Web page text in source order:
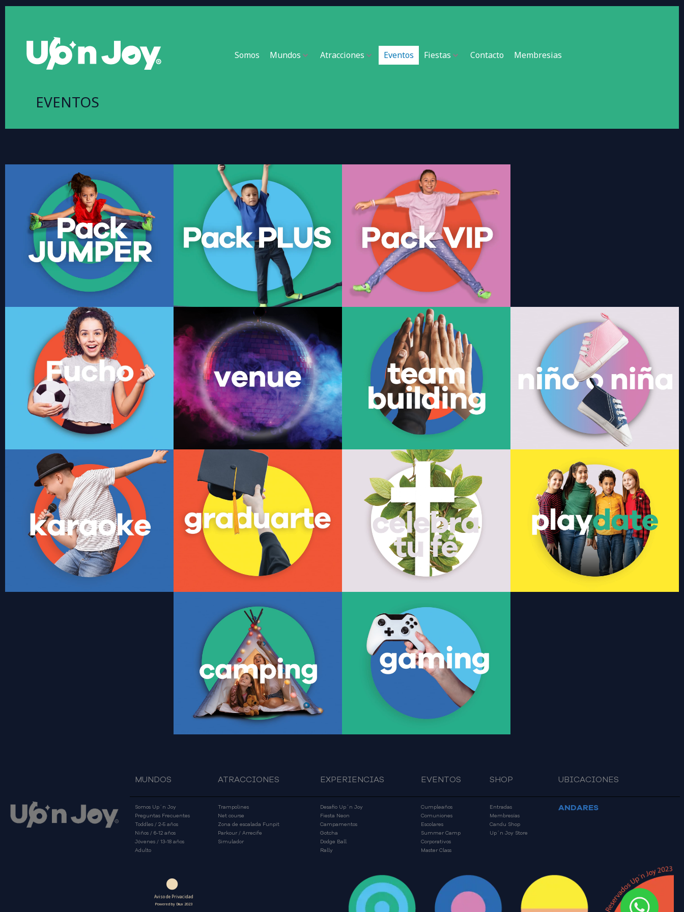
contenido
Somos
Mundos Atracciones Eventos Fiestas Contacto Membresias
EVENTOS
Pack Jumper
2 horas, 10 invitados más el festejado. Incluye
cupcake por invitado y decoración básica.
Disponible en Andares y Punto Sao Paulo.
Saber más
Pack Plus
3.5 horas, 10 invitados más el festejado. Incluye
cupcake por invitado y decoración básica.
Disponible en Andares y Punto Sao Paulo.
Saber más
Pack VIP
5 horas, 10 invitados más el festejado. Incluye
Fiesta neón, piñata, cupcake por invitado y
decoración premium. Disponible en Andares y
Punto Sao Paulo.
Saber más
Futbol
Vive la pasión del futbol en tu fiesta de
cumpleaños. Desde 20 invitados más el
festejado. Incluye torneo de futbol en consola,
playera y calcetines por invitado, lunch, pastel
y decoración temática premium. Disponible
solo en Andares.
Saber más
Venue
Diseña tu fiesta, nosotros te ayudamos. Renta
del lugar para eventos sociales o corporativos.
Horarios y servicios especiales. Disponible solo
en Andares.
Saber más
Teambuilding
Integra a tu equipo en un ambiente
inesperado. Incluye, anfitrión con dinámicas de
integración. Horarios y servicios especiales.
Disponible solo en Andares.
Saber más
Gender Reveal
Vive uno de los momentos más especiales, en
un entorno muy especial. Incluye decoración,
bengala reveladora, iluminación sincronizada,
distintivos y más. Horarios y servicios
especiales. Disponible solo en Andares.
Saber más
Karaoke
Vive una experiencia a todo pulmón. Incluye
karaoke, pastel temático, DJ set y regalo
sorpresa para el festejado. Horarios y
servicios especiales. Disponible solo en
Andares.s.
Saber más
Graduaciones
Celebra tus logros academicos y disfruta de un
evento inolvidable. Incluye mobiliario para acto
académico, horas de juego y snacks para
celebrar. Horarios y servicios especiales.
Disponible en Andares y Punto Sao Paulo..
Saber más
Celebra tu fe
Bautizos, primeras comuniones y XV años
como nunca los imaginaste. Incluye catering,
barra de snacks, DJ set, pastel temático y más.
Horarios y servicios especiales. Disponible solo
en Andares
Saber más
Play Date
3 horas de diversión, desde 10 niños. Incluye
snacks. Disponible en Andares y Punto Sao
Paulo.
Saber más
Camping
¿Estas listo para vivir un campamento indoor
lleno de actividades? Trae tu casa de campaña
y vive la experiencia completa con tu familia y
amigos. Actividad física, movie time y muchas
más sorpresas… Disponible solo en Andares.
Saber más
Gaming
Sumérgete en el mundo de los videojuegos en
una fiesta alucinante. Incluye consola,
decoración, pastel temático y más… Horarios y
servicios especiales. Disponible solo en
Andares.
Saber más
MUNDOS
Somos Up´n Joy
Preguntas Frecuentes
Toddles / 2-5 años
Niños / 6-12 años
Jóvenes / 13-18 años
Adulto
ATRACCIONES
Trampolines
Net course
Zona de escalada Funpit
Parkour / Arrecife
Simulador
EXPERIENCIAS
Desafio Up´n Joy
Fiesta Neon
Campamentos
Gotcha
Dodge Ball
Rally
EVENTOS
Cumpleaños
Comuniones
Escolares
Summer Camp
Corporativos
Master Class
SHOP
Entradas
Membresías
Candu Shop
Up´n Joy Store
UBICACIONES
ANDARES
Aviso de Privacidad
Powered by Diux 2023